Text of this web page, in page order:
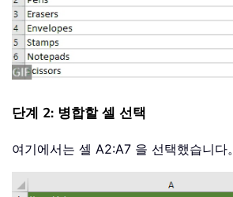
단계 2: 병합할 셀 선택
여기에서는 셀 A2:A7 을 선택했습니다。